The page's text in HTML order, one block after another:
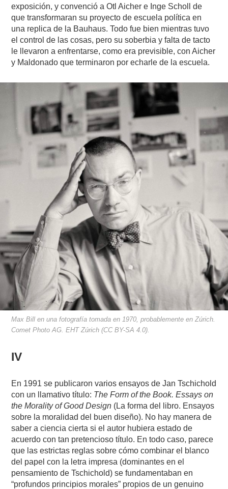
exposición, y convenció a Otl Aicher e Inge Scholl de
que transformaran su proyecto de escuela política en
una replica de la Bauhaus. Todo fue bien mientras tuvo
el control de las cosas, pero su soberbia y falta de tacto
le llevaron a enfrentarse, como era previsible, con Aicher
y Maldonado que terminaron por echarle de la escuela.
Max Bill en una fotografía tomada en 1970, probablemente en Zúrich.
Comet Photo AG. EHT Zúrich (CC BY-SA 4.0).
IV
En 1991 se publicaron varios ensayos de Jan Tschichold
con un llamativo título: The Form of the Book. Essays on
the Morality of Good Design (La forma del libro. Ensayos
sobre la moralidad del buen diseño). No hay manera de
saber a ciencia cierta si el autor hubiera estado de
acuerdo con tan pretencioso título. En todo caso, parece
que las estrictas reglas sobre cómo combinar el blanco
del papel con la letra impresa (dominantes en el
pensamiento de Tschichold) se fundamentaban en
“profundos principios morales” propios de un genuino